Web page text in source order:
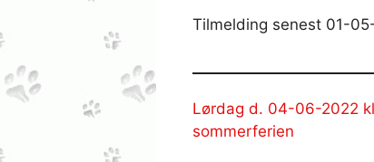
Tilmelding senest 01-
Lørdag d. 04-06-2022
sommerferien